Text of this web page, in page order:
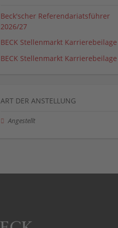
Beck'scher Referendariatsführer
2026/27
BECK Stellenmarkt Karrierebeilage
BECK Stellenmarkt Karrierebeilage
ART DER ANSTELLUNG
Angestellt